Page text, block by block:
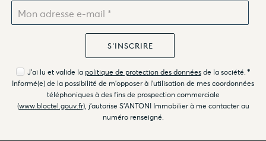
J'ai lu et valide la politique de protection des donnéesde la société. *
Informé(e) de la possibilité de m'opposer à l'utilisation de mes coordonnées
téléphoniques à des fins de prospection commerciale
(www.bloctel.gouv.fr), j'autorise S'ANTONI Immobilier à me contacter au
numéro renseigné.